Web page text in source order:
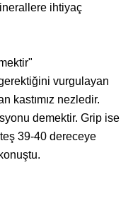
ihtiyaç
vurgulayan
kastımız nezledir.
demektir. Grip ise
39-40 dereceye